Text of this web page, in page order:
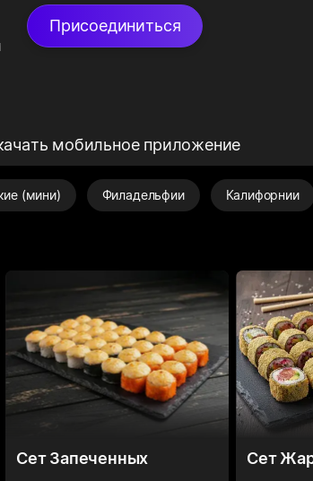
Присоединиться
мобильное приложение
(мини) Филадельфии Калифорнии
Сет Запеченных Сет